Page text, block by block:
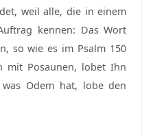
weil alle, die in einem
kennen: Das Wort
so wie es im Psalm 150
mit Posaunen, lobet Ihn
Odem hat, lobe den